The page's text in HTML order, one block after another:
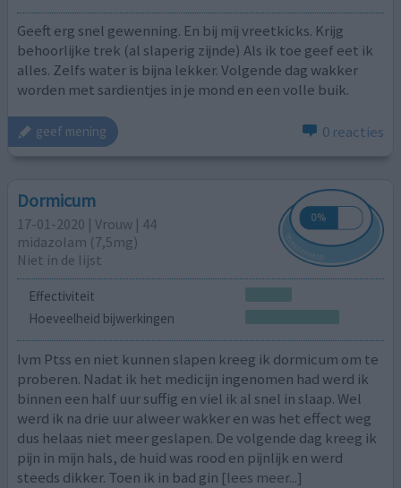
Geeft erg snel gewenning. En bij mij vreetkicks. Krijg
behoorlijke trek (al slaperig zijnde) Als ik toe geef eet ik
alles. Zelfs water is bijna lekker. Volgende dag wakker
worden met sardientjes in je mond en een volle buik.
geef mening 0 reacties
Dormicum
17-01-2020 | Vrouw | 44
midazolam (7,5mg)
Niet in de lijst
Effectiviteit
Hoeveelheid bijwerkingen
Ivm Ptss en niet kunnen slapen kreeg ik dormicum om te
proberen. Nadat ik het medicijn ingenomen had werd ik
binnen een half uur suffig en viel ik al snel in slaap. Wel
werd ik na drie uur alweer wakker en was het effect weg
dus helaas niet meer geslapen. De volgende dag kreeg ik
pijn in mijn hals, de huid was rood en pijnlijk en werd
steeds dikker. Toen ik in bad gin [lees meer...]